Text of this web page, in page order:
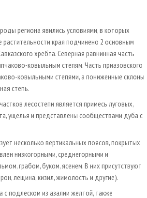
региона явились условиями, в которых
края подчинено 2 основным
хребта. Северная равнинная часть
ковыльным степям. Часть приазовского
ковыльными степями, а пониженные склоны
степь.
лесостепи является примесь луговых,
ущелья и представлены сообществами дуба с
несколько вертикальных поясов, покрытых
низкогорными, среднегорными и
грабом, буком, ясенем. В них присутствуют
лещина, кизил, жимолость и другие).
подлеском из азалии желтой, также